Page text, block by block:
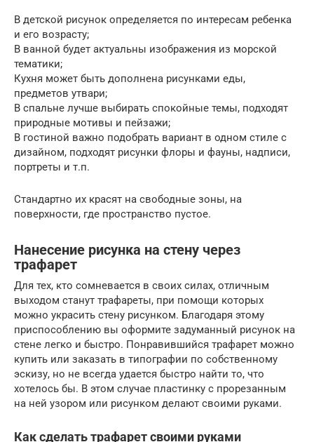
В детской рисунок определяется по интересам ребенка
и его возрасту;
В ванной будет актуальны изображения из морской
тематики;
Кухня может быть дополнена рисунками еды,
предметов утвари;
В спальне лучше выбирать спокойные темы, подходят
природные мотивы и пейзажи;
В гостиной важно подобрать вариант в одном стиле с
дизайном, подходят рисунки флоры и фауны, надписи,
портреты и т.п.
Стандартно их красят на свободные зоны, на
поверхности, где пространство пустое.
Нанесение рисунка на стену через
трафарет
Для тех, кто сомневается в своих силах, отличным
выходом станут трафареты, при помощи которых
можно украсить стену рисунком. Благодаря этому
приспособлению вы оформите задуманный рисунок на
стене легко и быстро. Понравившийся трафарет можно
купить или заказать в типографии по собственному
эскизу, но не всегда удается быстро найти то, что
хотелось бы. В этом случае пластинку с прорезанным
на ней узором или рисунком делают своими руками.
Как сделать трафарет своими руками